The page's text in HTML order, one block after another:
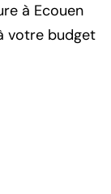
à Ecouen
votre budget